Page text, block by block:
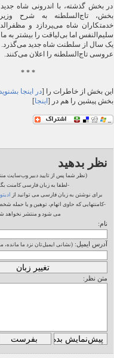
در بخش گذشته، با اندرونی شاه
بخش، تاج‌السلطنه به شرح
خدمتکاران شاه می‌پردازد و
سلیم‌النفس اما بی‌لیاقت را بیشتر به
یک سال از سلطنت شاه جدید می‌گذرد.
عروسی تاج‌السلطنه را اعلان می‌کنند.
* * *
این بخش از خاطرات را [در اینجا
بخش پیشین را هم در [ اینجا]
نظر بدهید
(نظر شما پس از تایید دبیر وب‌سایت
-لطفا به زبان فارسی کامنت
برای نوشتن به زبان فارسی می توانید از
-کامنتهایی که حاوی اتهام، توهین و یا
می شود و منتشر نخواهد
نام:
آدرس ایمیل: (نشانی ایمیل‌تان نزد ما
متن نظر: